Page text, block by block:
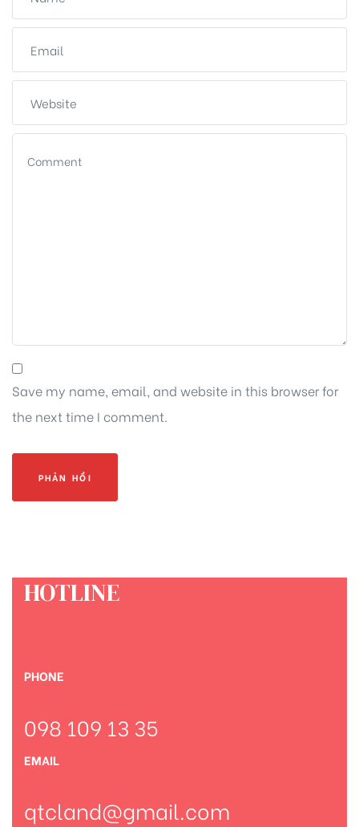
Save my name, email, and website in this browser for
the next time I comment.
HOTLINE
PHONE
098 109 13 35
EMAIL
qtcland@gmail.com